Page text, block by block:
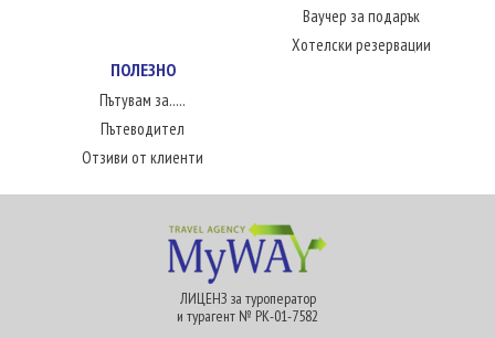
Ваучер за подарък
Хотелски резервации
ПОЛЕЗНО
Пътувам за.....
Пътеводител
Отзиви от клиенти
ЛИЦЕНЗ за туроператор
и турагент № РК-01-7582